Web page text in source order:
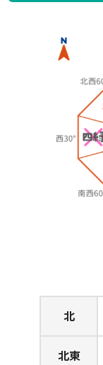
北
北東